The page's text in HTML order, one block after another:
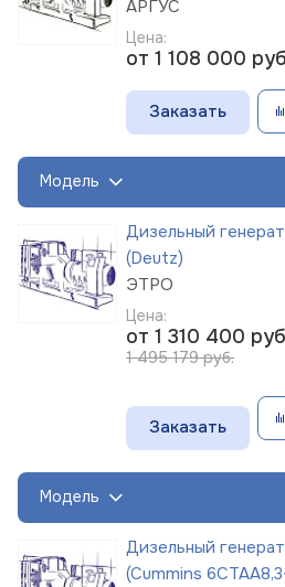
АРГУС
Цена:
от 1 108 000
Заказать
Модель
Дизельный
(Deutz)
ЭТРО
Цена:
от 1 310 400
1 495 179 руб.
Заказать
Модель
Дизельный
(Cummins